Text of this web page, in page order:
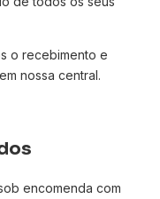
o recebimento e
nossa central.
encomenda com